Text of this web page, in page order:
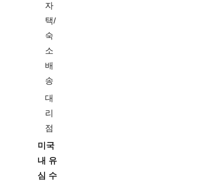
자
택/
숙
소
배
송
대
리
점
미국
내 유
심 수